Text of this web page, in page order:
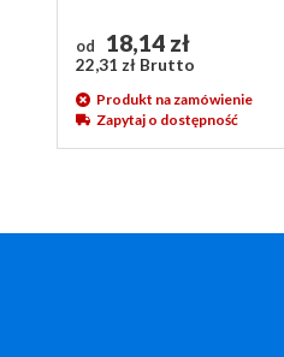
od 18,14 zł
22,31 zł Brutto
Produkt na zamówienie
Zapytaj o dostępność